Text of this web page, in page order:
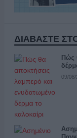
ΔΙΑΒΑΣΤΕ
Πώς
09/